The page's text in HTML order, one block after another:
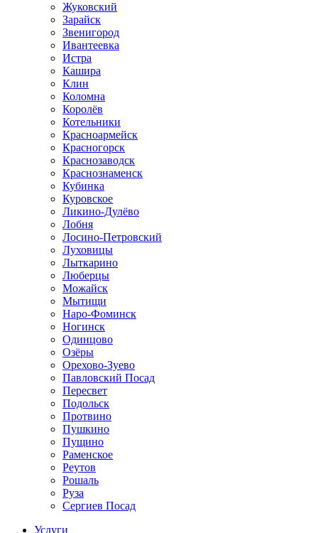
Жуковский
Зарайск
Звенигород
Ивантеевка
Истра
Кашира
Клин
Коломна
Королёв
Котельники
Красноармейск
Красногорск
Краснозаводск
Краснознаменск
Кубинка
Куровское
Ликино-Дулёво
Лобня
Лосино-Петровский
Луховицы
Лыткарино
Люберцы
Можайск
Мытищи
Наро-Фоминск
Ногинск
Одинцово
Озёры
Орехово-Зуево
Павловский Посад
Пересвет
Подольск
Протвино
Пушкино
Пущино
Раменское
Реутов
Рошаль
Руза
Сергиев Посад
Услуги